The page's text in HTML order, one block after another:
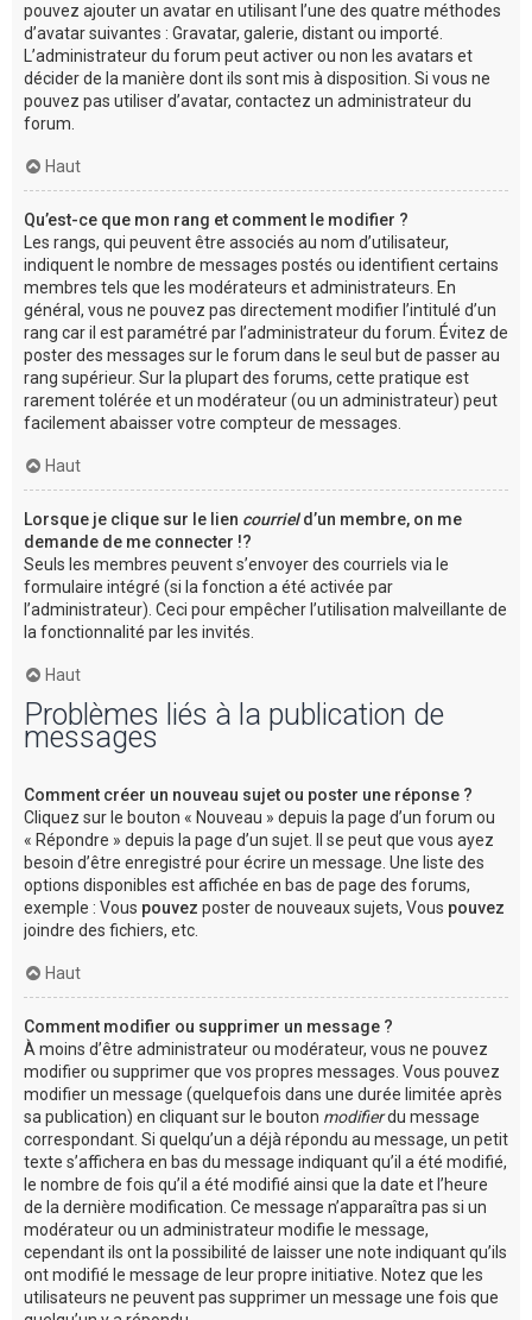
pouvez ajouter un avatar en utilisant l’une des quatre méthodes
d’avatar suivantes : Gravatar, galerie, distant ou importé.
L’administrateur du forum peut activer ou non les avatars et
décider de la manière dont ils sont mis à disposition. Si vous ne
pouvez pas utiliser d’avatar, contactez un administrateur du
forum.
Haut
Qu’est-ce que mon rang et comment le modifier ?
Les rangs, qui peuvent être associés au nom d’utilisateur,
indiquent le nombre de messages postés ou identifient certains
membres tels que les modérateurs et administrateurs. En
général, vous ne pouvez pas directement modifier l’intitulé d’un
rang car il est paramétré par l’administrateur du forum. Évitez de
poster des messages sur le forum dans le seul but de passer au
rang supérieur. Sur la plupart des forums, cette pratique est
rarement tolérée et un modérateur (ou un administrateur) peut
facilement abaisser votre compteur de messages.
Haut
Lorsque je clique sur le lien courrield’un membre, on me
demande de me connecter !?
Seuls les membres peuvent s’envoyer des courriels via le
formulaire intégré (si la fonction a été activée par
l’administrateur). Ceci pour empêcher l’utilisation malveillante de
la fonctionnalité par les invités.
Haut
Problèmes liés à la publication de
messages
Comment créer un nouveau sujet ou poster une réponse ?
Cliquez sur le bouton « Nouveau » depuis la page d’un forum ou
« Répondre » depuis la page d’un sujet. Il se peut que vous ayez
besoin d’être enregistré pour écrire un message. Une liste des
options disponibles est affichée en bas de page des forums,
exemple : Vous pouvez poster de nouveaux sujets, Vous pouvez
joindre des fichiers, etc.
Haut
Comment modifier ou supprimer un message ?
À moins d’être administrateur ou modérateur, vous ne pouvez
modifier ou supprimer que vos propres messages. Vous pouvez
modifier un message (quelquefois dans une durée limitée après
sa publication) en cliquant sur le bouton modifierdu message
correspondant. Si quelqu’un a déjà répondu au message, un petit
texte s’affichera en bas du message indiquant qu’il a été modifié,
le nombre de fois qu’il a été modifié ainsi que la date et l’heure
de la dernière modification. Ce message n’apparaîtra pas si un
modérateur ou un administrateur modifie le message,
cependant ils ont la possibilité de laisser une note indiquant qu’ils
ont modifié le message de leur propre initiative. Notez que les
utilisateurs ne peuvent pas supprimer un message une fois que